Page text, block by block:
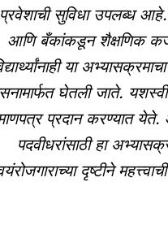
सुविधा उपलब्ध
आणि बँकांकडून शैक्षणिक
या
घेतली जाते. यशस्वी
प्रदान करण्यात येते.
पदवीधरांसाठी हा
दृष्टीने